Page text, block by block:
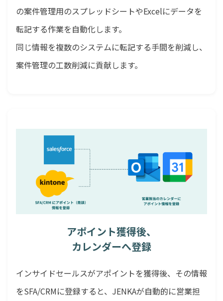
の案件管理用のスプレッドシートやExcelにデータを
転記する作業を自動化します。
同じ情報を複数のシステムに転記する手間を削減し、
案件管理の工数削減に貢献します。
アポイント獲得後、
カレンダーへ登録
インサイドセールスがアポイントを獲得後、その情報
をSFA/CRMに登録すると、JENKAが自動的に営業担